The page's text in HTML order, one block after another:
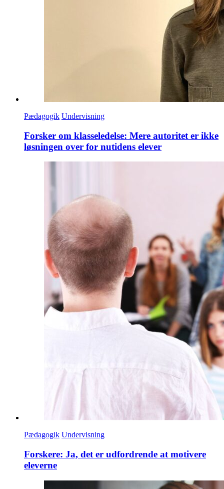
Pædagogik Undervisning
Forsker om klasseledelse: Mere autoritet er ikke
løsningen over for nutidens elever
Pædagogik Undervisning
Forskere: Ja, det er udfordrende at motivere
eleverne